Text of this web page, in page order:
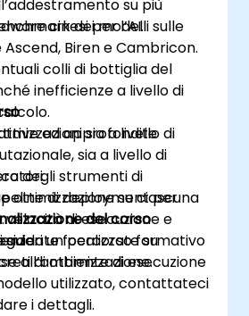
su più
cinesi per l’AI.
dei modelli sulle
Biren e Cambricon.
colli di bottiglia del
inefficienze a livello di
sia a livello di
sia a livello di
di deployment per
velocità di esecuzione e
ed approfondite
degli strumenti di
ottimizzazione su ciascuna
guidate focalizzate su
di ottimizzazione.
del corso
un percorso formativo
all’ambiente di esecuzione
utilizzato, contattateci
i dettagli.